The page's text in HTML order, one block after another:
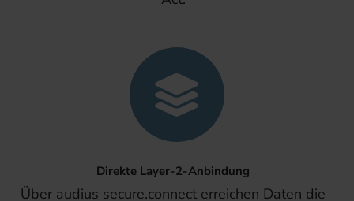
Direkte Layer-2-Anbindung
Über audius secure.connect erreichen Daten die